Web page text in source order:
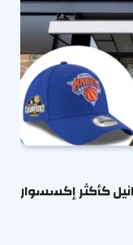
كأكثر إكسسوار